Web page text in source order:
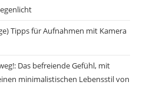
Tipps für Aufnahmen mit Kamera
Das befreiende Gefühl, mit
minimalistischen Lebensstil von